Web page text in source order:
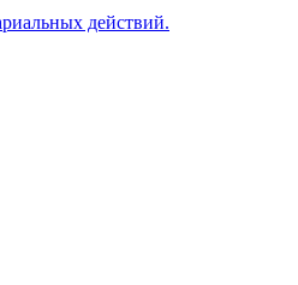
действий.